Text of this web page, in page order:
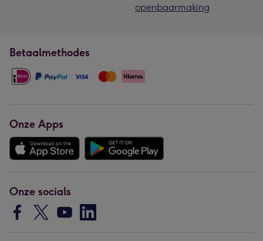
openbaarmaking
Betaalmethodes
Onze Apps
Onze socials